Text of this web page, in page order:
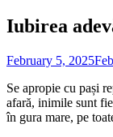
Iubirea
February 5, 2025
Se apropie cu pași
afară, inimile sunt
în gura mare, pe